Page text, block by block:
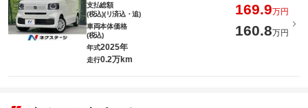
支払総額
(税込)(リ済込・追)
169.9万円
車両本体価格
(税込)
160.8万円
年式2025年
走行0.2万km